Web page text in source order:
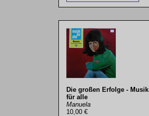
Die großen Erfolge - Musik
für alle
Manuela
10,00 €